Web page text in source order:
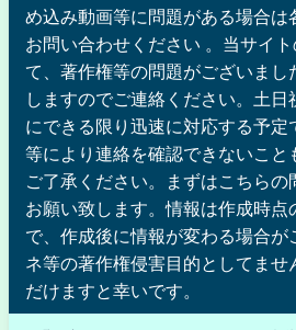
め込み動画等に問題がある場合は
お問い合わせください 。当サイ
て、著作権等の問題がございまし
しますのでご連絡ください。土日
にできる限り迅速に対応する予定
等により連絡を確認できないこと
ご了承ください。まずはこちらの
お願い致します。情報は作成時点
で、作成後に情報が変わる場合が
ネ等の著作権侵害目的としてませ
だけますと幸いです。